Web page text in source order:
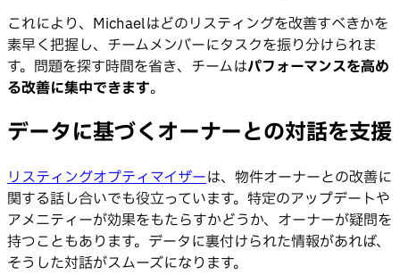
これにより、Michaelはどのリスティングを改善すべきかを
素早く把握し、チームメンバーにタスクを振り分けられま
す。問題を探す時間を省き、チームはパフォーマンスを高め
る改善に集中できます。
データに基づくオーナーとの対話を支援
リスティングオプティマイザーは、物件オーナーとの改善に
関する話し合いでも役立っています。特定のアップデートや
アメニティーが効果をもたらすかどうか、オーナーが疑問を
持つこともあります。データに裏付けられた情報があれば、
そうした対話がスムーズになります。